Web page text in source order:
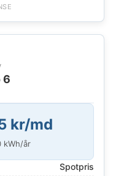
6
kr/md
kWh/år
Spotpris